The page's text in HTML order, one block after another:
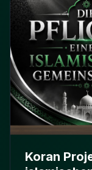
Koran